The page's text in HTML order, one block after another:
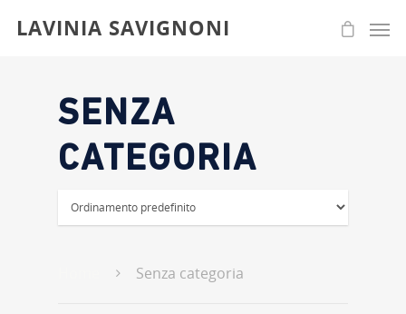
LAVINIA SAVIGNONI
SENZA
CATEGORIA
Senza categoria